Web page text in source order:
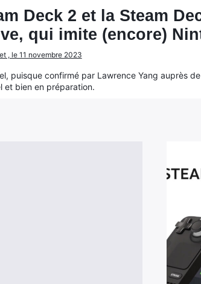
Deck 2 et la Steam
qui imite (encore)
, le 11 novembre 2023
puisque confirmé par Lawrence Yang auprès
et bien en préparation.